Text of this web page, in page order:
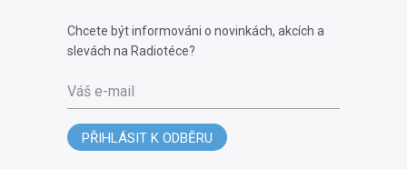
Chcete být informováni o novinkách, akcích a
slevách na Radiotéce?
Váš e-mail
PŘIHLÁSIT K ODBĚRU